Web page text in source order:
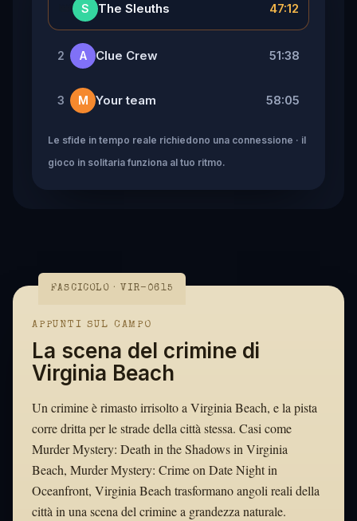
S The Sleuths 47:12
2 A Clue Crew 51:38
3 M Your team 58:05
Le sfide in tempo reale richiedono una connessione · il
gioco in solitaria funziona al tuo ritmo.
FASCICOLO · VIR-0615
APPUNTI SUL CAMPO
La scena del crimine di
Virginia Beach
Un crimine è rimasto irrisolto a Virginia Beach, e la pista
corre dritta per le strade della città stessa. Casi come
Murder Mystery: Death in the Shadows in Virginia
Beach, Murder Mystery: Crime on Date Night in
Oceanfront, Virginia Beach trasformano angoli reali della
città in una scena del crimine a grandezza naturale.